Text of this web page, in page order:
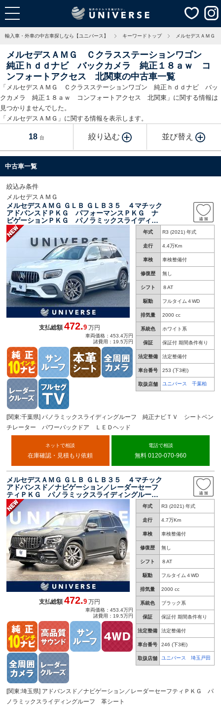
輸入車・外車の中古車探しなら【ユニバース】 キーワードトップ メルセデスＡＭ
メルセデスＡＭＧ Ｃクラスステーションワゴン
純正ｈｄｄナビ バックカメラ 純正１８ａｗ コ
ンフォートアクセス 北関東の中古車一覧
「メルセデスＡＭＧ Ｃクラスステーションワゴン 純正ｈｄｄナビ バッ
クカメラ 純正１８ａｗ コンフォートアクセス 北関東」に関する情報は
見つかりませんでした。
「メルセデスＡＭＧ」に関する情報を表示します。
18 台 絞り込む 並び替え
中古車一覧
絞込み条件
メルセデスＡＭＧ
メルセデスＡＭＧ ＧＬＢ ＧＬＢ３５ ４マチック
アドバンスドＰＫＧ パフォーマンスＰＫＧ ナ
ビゲーションＰＫＧ パノラミックスライディン
グルーフ 純正ナビＴＶ シートベンチレータ
ー パワーバックドア ＬＥＤヘッド 純正１９
インチＡＷ ＥＴＣ 禁煙車
年式 R3 (2021) 年式
走行 4.4万Km
車検 車検整備付
修復歴 無し
シフト ８AT
駆動 フルタイム４WD
排気量 2000 cc
系統色 ホワイト系
保証 保証付 期間条件有り
法定整備 法定整備付
車台番号 253 (下3桁)
取扱店舗 ユニバース 千葉柏
支払総額472.9 万円
車両価格：453.4万円
諸費用：19.5万円
[関東:千葉県] パノラミックスライディングルーフ 純正ナビＴＶ シートベン
チレーター パワーバックドア ＬＥＤヘッド
ネットで相談
在庫確認・見積もり依頼
電話で相談
無料 0120-070-960
メルセデスＡＭＧ ＧＬＢ ＧＬＢ３５ ４マチック
アドバンスド／ナビゲーション／レーダーセーフ
ティＰＫＧ パノラミックスライディングルー
フ 革シート シートベンチレーション 全周囲
カメラ ヘッドアップディスプレイ 電動リアゲ
ート 純正ナビＴＶ
年式 R3 (2021) 年式
走行 4.7万Km
車検 車検整備付
修復歴 無し
シフト ８AT
駆動 フルタイム４WD
排気量 2000 cc
系統色 ブラック系
保証 保証付 期間条件有り
法定整備 法定整備付
車台番号 246 (下3桁)
取扱店舗 ユニバース 埼玉戸田
支払総額472.9 万円
車両価格：453.4万円
諸費用：19.5万円
[関東:埼玉県] アドバンスド／ナビゲーション／レーダーセーフティＰＫＧ パ
ノラミックスライディングルーフ 革シート